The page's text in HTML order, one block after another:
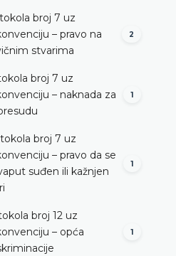
broj 7 uz
– pravo na
stvarima
2
broj 7 uz
– naknada za
1
broj 7 uz
– pravo da se
suđen ili kažnjen
1
broj 12 uz
– opća
1